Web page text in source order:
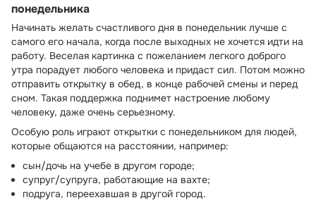
понедельника
Начинать желать счастливого дня в понедельник лучше с
самого его начала, когда после выходных не хочется идти на
работу. Веселая картинка с пожеланием легкого доброго
утра порадует любого человека и придаст сил. Потом можно
отправить открытку в обед, в конце рабочей смены и перед
сном. Такая поддержка поднимет настроение любому
человеку, даже очень серьезному.
Особую роль играют открытки с понедельником для людей,
которые общаются на расстоянии, например:
сын/дочь на учебе в другом городе;
супруг/супруга, работающие на вахте;
подруга, переехавшая в другой город.